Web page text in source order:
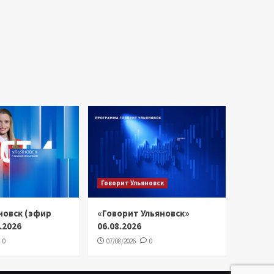
(эфир
0
Говорит Ульяновск
«Говорит Ульяновск»
06.08.2026
07/08/2026 0